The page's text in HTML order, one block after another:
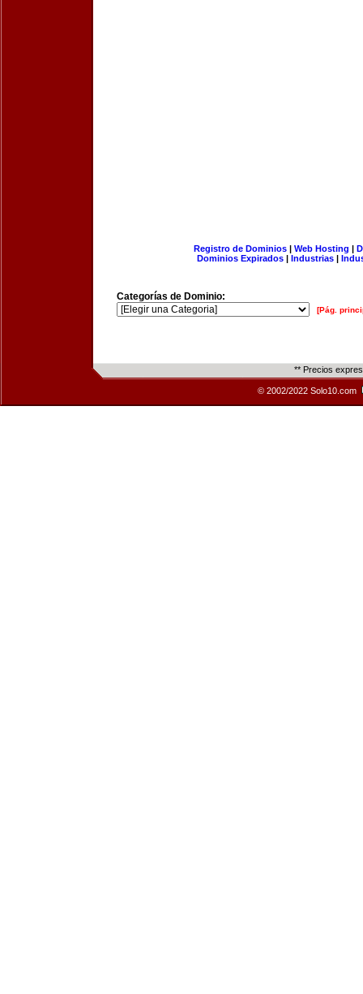
Registro de Dominios| Web Hosting |
Dominios Expirados | Industrias |
Categorías de Dominio:
[Pág.
** Precios
© 2002/2022 Solo10.com